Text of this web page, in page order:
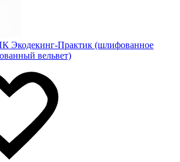
Экодекинг-Практик (шлифованное
вельвет)